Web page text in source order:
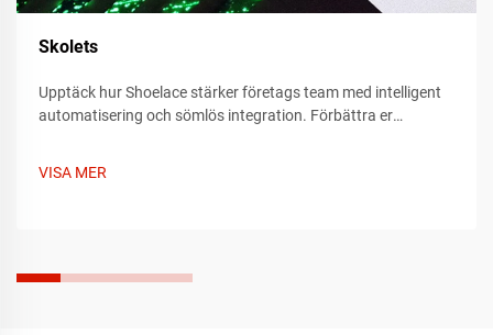
Skolets
Upptäck hur Shoelace stärker företags team med intelligent
automatisering och sömlös integration. Förbättra er
VISA MER